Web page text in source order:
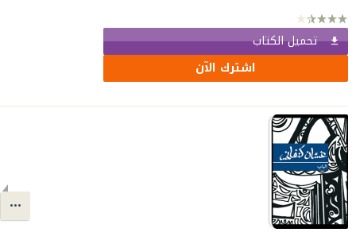
تحميل الكتاب
اشترك الآن